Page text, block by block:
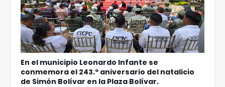
En el municipio Leonardo Infante se
conmemora el 243.º aniversario del natalicio
de Simón Bolívar en la Plaza Bolívar.